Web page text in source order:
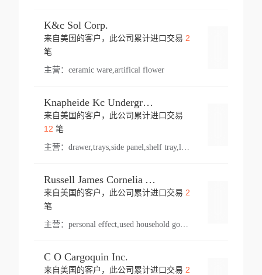
K&c Sol Corp.
来自美国的客户，此公司累计进口交易 2
笔
主营： ceramic ware,artifical flower
Knapheide Kc Underground
来自美国的客户，此公司累计进口交易
12 笔
主营：
Russell James Cornelia Arlington Va
来自美国的客户，此公司累计进口交易 2
笔
主营： personal effect,used household goods
C O Cargoquin Inc.
来自美国的客户，此公司累计进口交易 2